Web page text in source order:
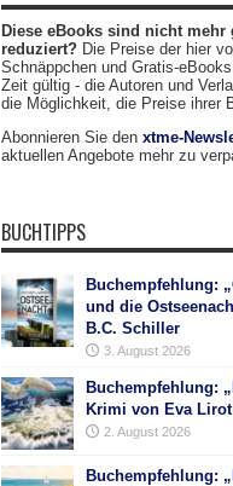
Diese eBooks sind nicht mehr
reduziert? Die Preise der hier
Schnäppchen und Gratis-
Zeit gültig - die Autoren und
die Möglichkeit, die Preise ihrer
Abonnieren Sie den xtme-
aktuellen Angebote mehr zu
BUCHTIPPS
Buchempfehlung:
und die
B.C. Schiller
3. August 2026
Buchempfehlung:
Krimi von Eva Lirot
2. August 2026
Buchempfehlung: